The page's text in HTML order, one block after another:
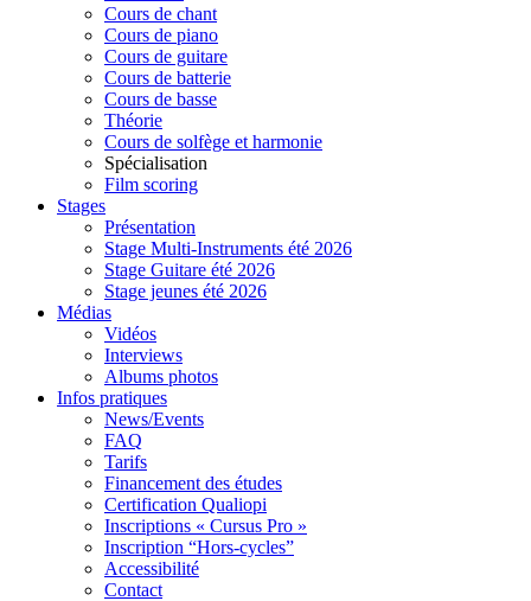
Cours de chant
Cours de piano
Cours de guitare
Cours de batterie
Cours de basse
Théorie
Cours de solfège et harmonie
Spécialisation
Film scoring
Stages
Présentation
Stage Multi-Instruments été 2026
Stage Guitare été 2026
Stage jeunes été 2026
Médias
Vidéos
Interviews
Albums photos
Infos pratiques
News/Events
FAQ
Tarifs
Financement des études
Certification Qualiopi
Inscriptions « Cursus Pro »
Inscription “Hors-cycles”
Accessibilité
Contact